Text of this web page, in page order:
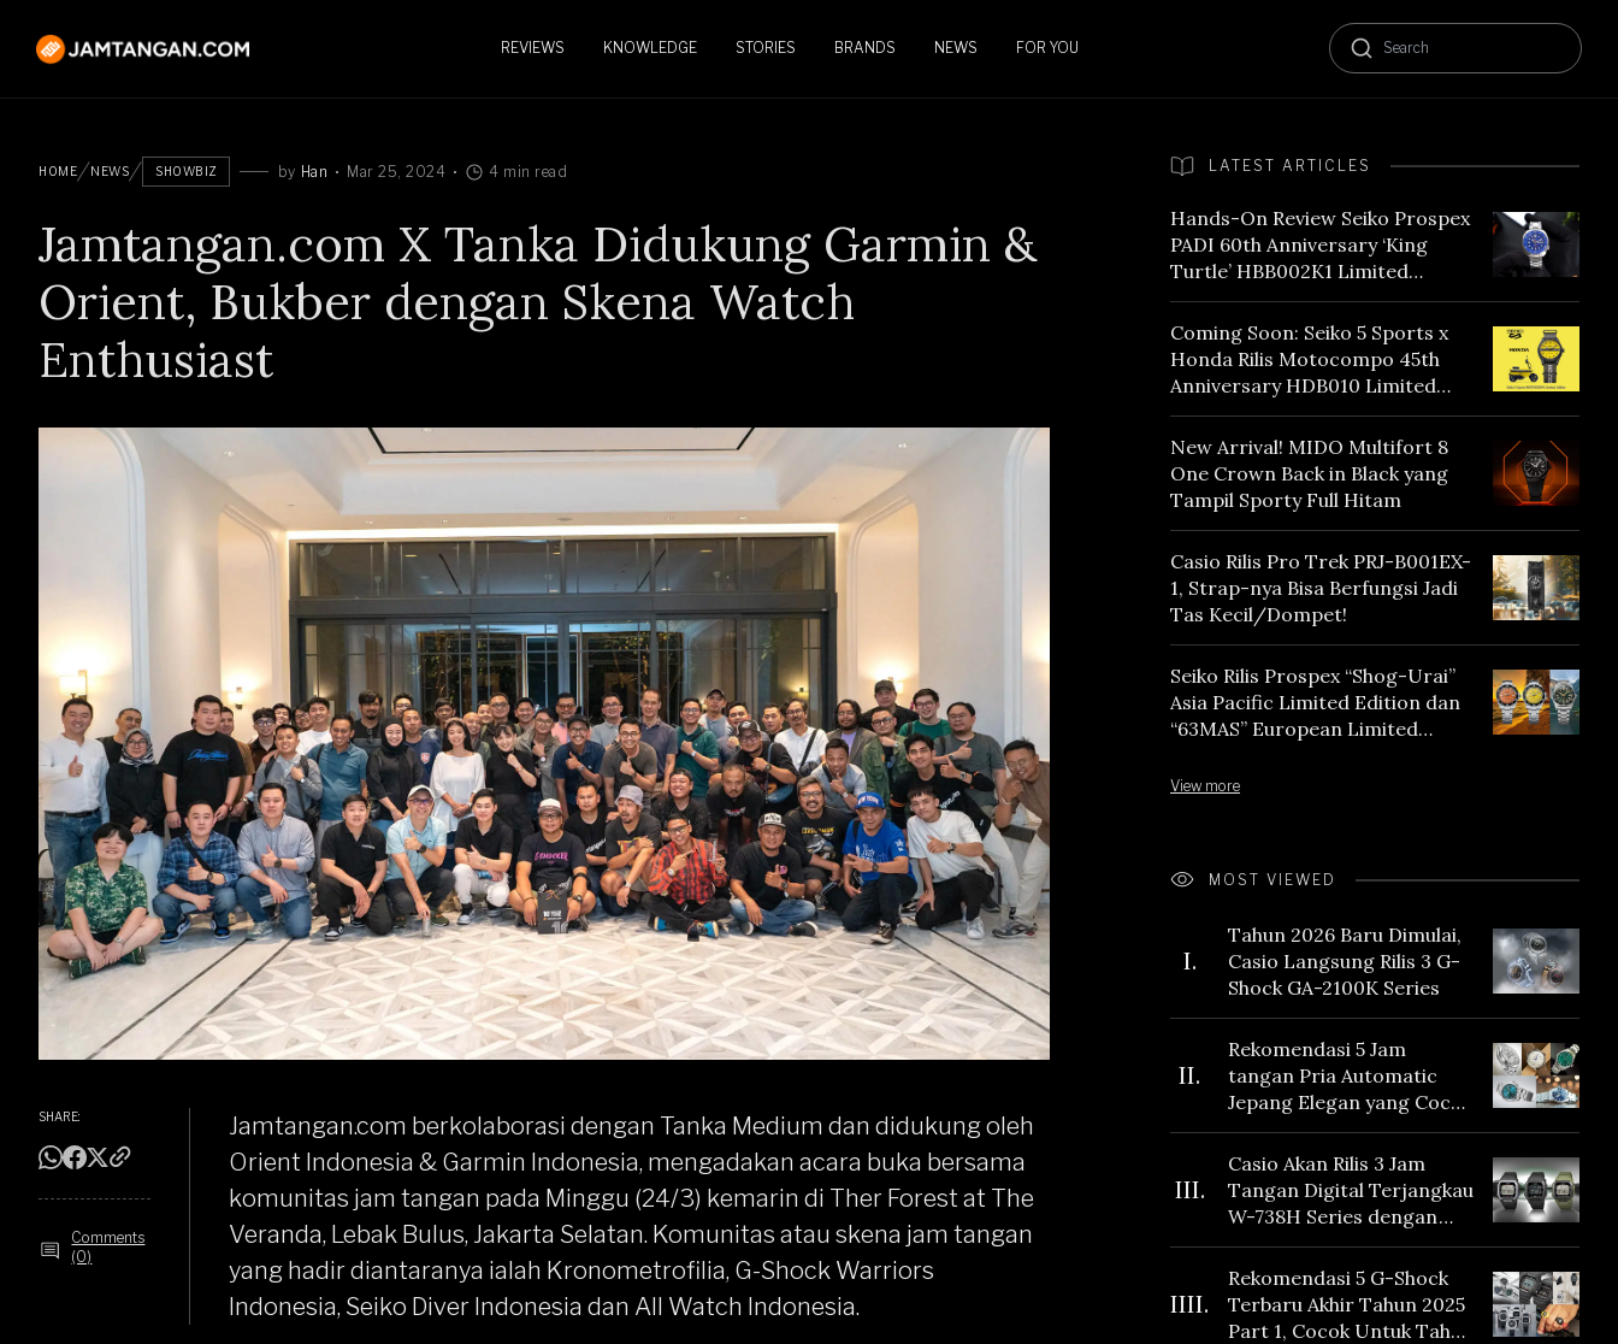
REVIEWS KNOWLEDGE STORIES BRANDS NEWS FOR YOU
HOME NEWS SHOWBIZ by Han Mar 25, 2024 4 min read
Jamtangan.com X Tanka Didukung Garmin &
Orient, Bukber dengan Skena Watch
Enthusiast
SHARE:
Comments
(0)
Jamtangan.com berkolaborasi dengan Tanka Medium dan didukung oleh
Orient Indonesia & Garmin Indonesia, mengadakan acara buka bersama
komunitas jam tangan pada Minggu (24/3) kemarin di Ther Forest at The
Veranda, Lebak Bulus, Jakarta Selatan. Komunitas atau skena jam tangan
yang hadir diantaranya ialah Kronometrofilia, G-Shock Warriors
Indonesia, Seiko Diver Indonesia dan All Watch Indonesia.
LATEST ARTICLES
Hands-On Review Seiko Prospex
PADI 60th Anniversary ‘King
Turtle’ HBB002K1 Limited
Edition
Coming Soon: Seiko 5 Sports x
Honda Rilis Motocompo 45th
Anniversary HDB010 Limited
Edition
New Arrival! MIDO Multifort 8
One Crown Back in Black yang
Tampil Sporty Full Hitam
Casio Rilis Pro Trek PRJ-B001EX-
1, Strap-nya Bisa Berfungsi Jadi
Tas Kecil/Dompet!
Seiko Rilis Prospex “Shog-Urai”
Asia Pacific Limited Edition dan
“63MAS” European Limited
View more
MOST VIEWED
I.
Tahun 2026 Baru Dimulai,
Casio Langsung Rilis 3 G-
Shock GA-2100K Series
II.
Rekomendasi 5 Jam
tangan Pria Automatic
Jepang Elegan yang Cocok
Dikoleksi di 2026
III.
Casio Akan Rilis 3 Jam
Tangan Digital Terjangkau
W-738H Series dengan
Masa Baterai 10 Tahun
dan Fitur Vibration
IIII.
Rekomendasi 5 G-Shock
Terbaru Akhir Tahun 2025
Part 1, Cocok Untuk Tahun